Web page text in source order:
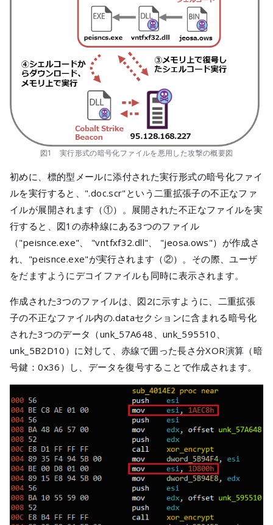
図1 実行形式の暗号化ファイルを悪用した攻撃の概要図
初めに、標的型メールに添付された実行形式の暗号化ファイ
ルを実行すると、".doc.scr"という二重拡張子の不正なファ
イルが展開されます（①）。展開された不正なファイルを実
行すると、図1の赤枠線にある3つのファイル
（"peisnce.exe"、 "vntfxf32.dll"、 "jeosa.ows"）が作成さ
れ、"peisnce.exe"が実行されます（②）。その際、ユーザ
をだますようにデコイファイルも同時に表示されます。
作成された3つのファイルは、図2に示すように、二重拡張
子の不正なファイル内の.dataセクションに含まれる暗号化
された3つのデータ（unk_57A648、unk_595510、
unk_5B2D10）に対して、赤線で囲った長さ分XOR演算（暗
号鍵：0x36）し、データを復号することで作成されます。